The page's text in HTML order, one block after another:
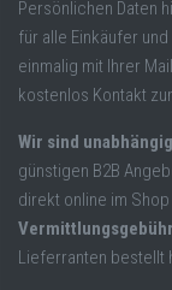
Persönlichen Daten
für alle Einkäufer
einmalig mit Ihrer
kostenlos Kontakt
Wir sind
günstigen B2B
direkt online im
Vermittlungsgebühr
Lieferranten bestellt